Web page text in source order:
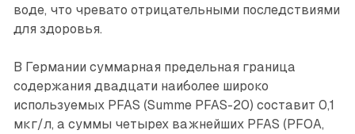
воде, что чревато отрицательными ­последствиями
для здоровья.
В Германии суммарная предельная граница
содержания двадцати наиболее широко
используемых PFAS (Summe PFAS-20) составит 0,1
мкг/л, а суммы четырех важнейших PFAS (PFOA,